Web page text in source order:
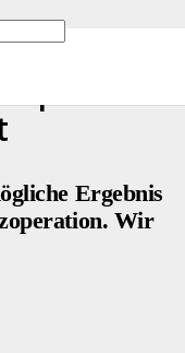
Ergebnis
Wir